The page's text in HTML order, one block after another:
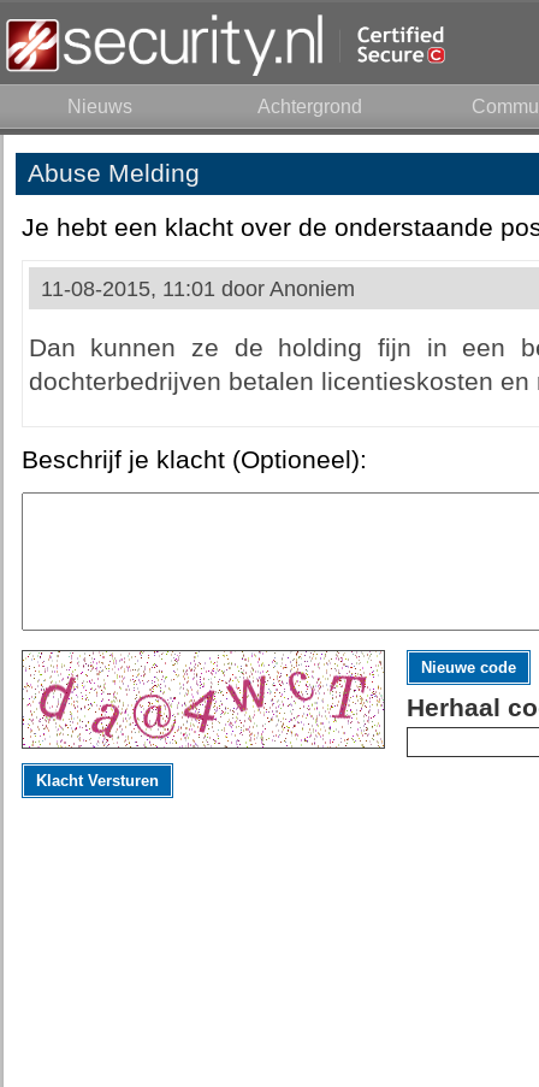
Nieuws Achtergrond
Abuse Melding
Je hebt een klacht over de onderstaande
11-08-2015, 11:01 door Anoniem
Dan kunnen ze de holding fijn in een
dochterbedrijven betalen licentieskosten en
Beschrijf je klacht (Optioneel):
Nieuwe code
Herhaal
Klacht Versturen